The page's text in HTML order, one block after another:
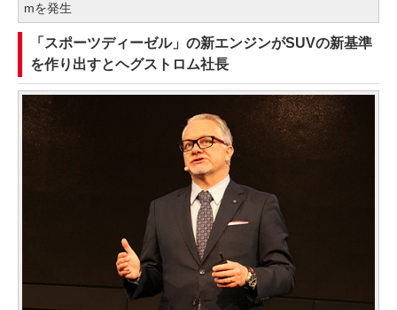
mを発生
「スポーツディーゼル」の新エンジンがSUVの新基準
を作り出すとヘグストロム社長